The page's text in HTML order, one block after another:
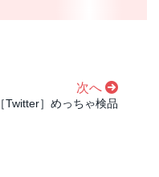
次へ
［Twitter］めっちゃ検品